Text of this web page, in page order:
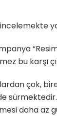
bu karşı
çok,
sürmektedir.
daha az